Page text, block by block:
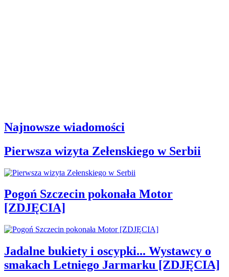
Najnowsze wiadomości
Pierwsza wizyta Zełenskiego w Serbii
Pogoń Szczecin pokonała Motor
[ZDJĘCIA]
Jadalne bukiety i oscypki... Wystawcy o
smakach Letniego Jarmarku [ZDJĘCIA]